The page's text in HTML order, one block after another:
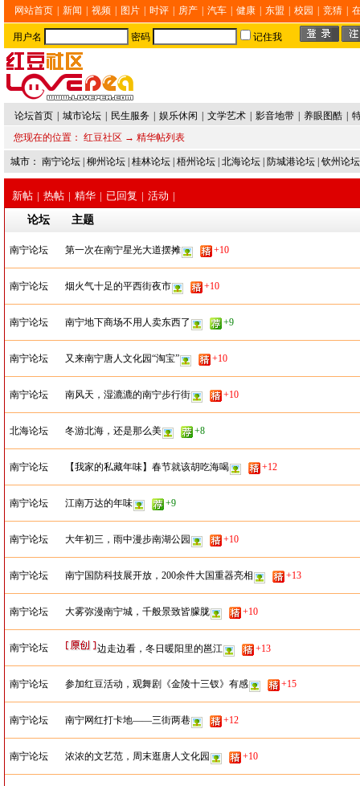
网站首页 新闻 视频 图片 时评 房产 汽车 健康 东盟 校园 竞猜
用户名 密码 记住我
论坛首页 城市论坛 民生服务 娱乐休闲 文学艺术 影音地带 养眼图酷
您现在的位置： 红豆社区 → 精华帖列表
城市： 南宁论坛 柳州论坛 桂林论坛 梧州论坛 北海论坛 防城港论坛 钦州论坛
新帖 | 热帖 | 精华 | 已回复 | 活动 |
论坛
主题
南宁论坛 第一次在南宁星光大道摆摊 +10
南宁论坛 烟火气十足的平西街夜市 +10
南宁论坛 南宁地下商场不用人卖东西了 +9
南宁论坛 又来南宁唐人文化园“淘宝” +10
南宁论坛 南风天，湿漉漉的南宁步行街 +10
北海论坛 冬游北海，还是那么美 +8
南宁论坛 【我家的私藏年味】春节就该胡吃海喝 +12
南宁论坛 江南万达的年味 +9
南宁论坛 大年初三，雨中漫步南湖公园 +10
南宁论坛 南宁国防科技展开放，200余件大国重器亮相 +13
南宁论坛 大雾弥漫南宁城，千般景致皆朦胧 +10
南宁论坛 边走边看，冬日暖阳里的邕江 +13
南宁论坛 参加红豆活动，观舞剧《金陵十三钗》有感 +15
南宁论坛 南宁网红打卡地——三街两巷 +12
南宁论坛 浓浓的文艺范，周末逛唐人文化园 +10